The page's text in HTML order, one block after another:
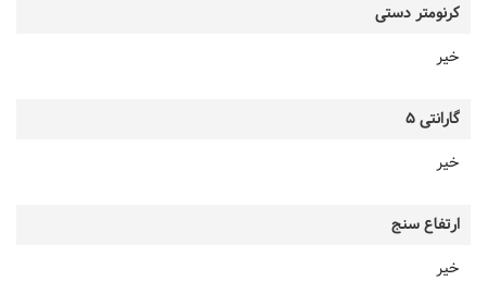
کرنومتر دستی
خیر
گارانتی 5
خیر
ارتفاع سنج
خیر